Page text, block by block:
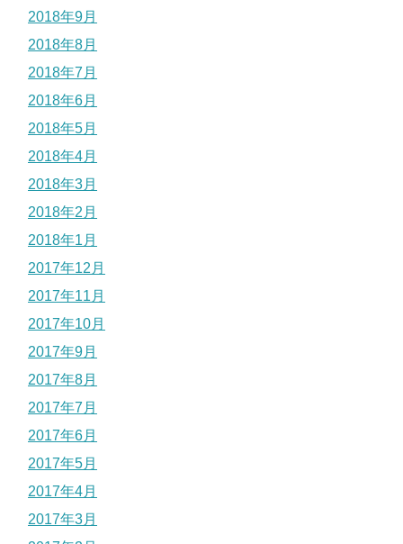
2018年9月
2018年8月
2018年7月
2018年6月
2018年5月
2018年4月
2018年3月
2018年2月
2018年1月
2017年12月
2017年11月
2017年10月
2017年9月
2017年8月
2017年7月
2017年6月
2017年5月
2017年4月
2017年3月